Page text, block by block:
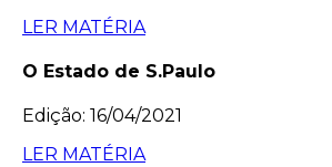
LER MATÉRIA
O Estado de S.Paulo
Edição: 16/04/2021
LER MATÉRIA